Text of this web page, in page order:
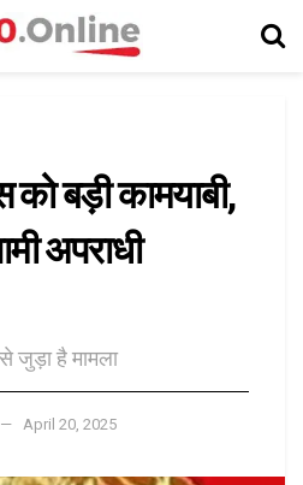
बड़ी कामयाबी,
अपराधी
जुड़ा है मामला
April 20, 2025